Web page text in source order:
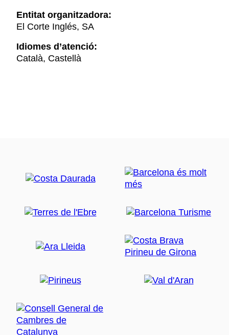
Entitat organitzadora:
El Corte Inglés, SA
Idiomes d’atenció:
Català, Castellà